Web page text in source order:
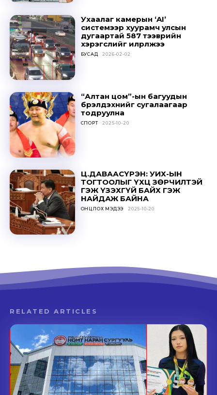
Ухаалаг камерын ‘AI’
системээр хуурамч улсын
дугаартай 587 тээврийн
хэрэгслийг илрүүлжээ
БУСАД 2026-02-02
“Алтан цом”-ын багуудын
бүрэлдэхүүнийг сугалаагаар
тодруулна
СПОРТ 2025-10-20
Ц.ДАВААСҮРЭН: УИХ-ЫН
ТОГТООЛЫГ ҮХЦ ЗӨРЧИЛТЭЙ
ГЭЖ ҮЗЭХГҮЙ БАЙХ ГЭЖ
НАЙДАЖ БАЙНА
ОНЦЛОХ МЭДЭЭ 2025-10-20
RELATED ARTICLES